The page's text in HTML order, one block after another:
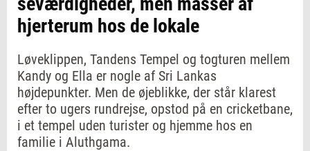
hjerterum hos de lokale
Løveklippen, Tandens Tempel og togturen mellem
Kandy og Ella er nogle af Sri Lankas
højdepunkter. Men de øjeblikke, der står klarest
efter to ugers rundrejse, opstod på en cricketbane,
i et tempel uden turister og hjemme hos en
familie i Aluthgama.